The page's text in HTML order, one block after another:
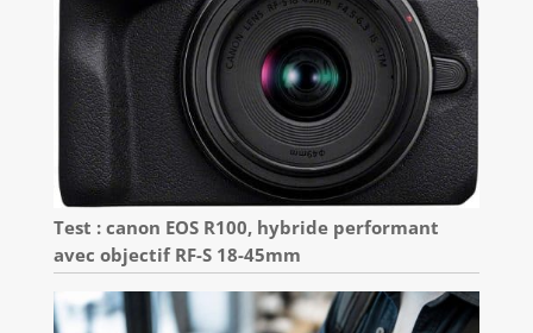
Test : canon EOS R100, hybride performant
avec objectif RF-S 18-45mm